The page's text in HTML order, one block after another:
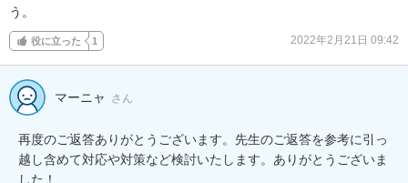
う。
役に立った 1 2022年2月21日 09:42
マーニャ さん
再度のご返答ありがとうございます。先生のご返答を参考に引っ
越し含めて対応や対策など検討いたします。ありがとうございま
した！